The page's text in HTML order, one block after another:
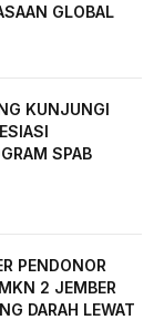
GLOBAL
KUNJUNGI
SPAB
PENDONOR
2 JEMBER
DARAH LEWAT